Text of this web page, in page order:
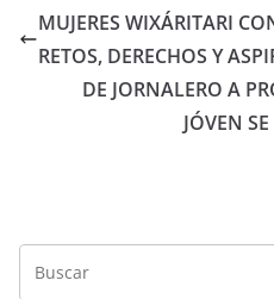
e
b
o
er s
A
p
p
e
n
g
er
MUJERES WIXÁRITARI
RETOS, DERECHOS Y
DE JORNALERO A
JÓVEN